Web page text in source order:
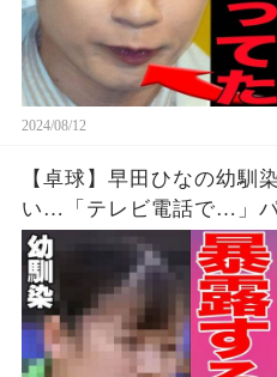
2024/08/12
【卓球】早田ひなの幼馴
い…「テレビ電話で…」
得した早田選手の幼少期
の事実に驚きを隠せない
子シングルス】